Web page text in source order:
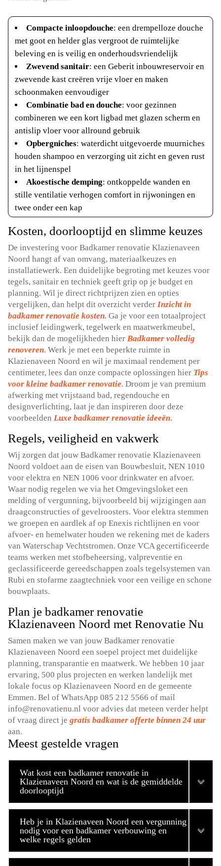
Compacte inloopdouche: een drempelloze douche
met goot en helder glas vergroot de ruimtelijke
beleving en is veilig en onderhoudsvriendelijk
Zwevend sanitair: een Geberit inbouwreservoir en
zwevende kast creëren vrije vloer en maken
schoonmaken eenvoudiger
Combinatie bad en douche: voor gezinnen
combineren we een kort ligbad met glazen scherm en
antislip vloer voor allround gebruik
Opbergniches: waterdicht uitgevoerde muurniches
houden shampoo en verzorging uit zicht en geven rust
in het lijnenspel
Akoestische demping: ontkoppelde wanden en
stille ventilatie verhogen comfort in rijwoningen en
twee onder een kap
Kosten, doorlooptijd en slimme keuzes
De investering voor Badkamer renovatie Klazienaveen
Noord hangt af van omvang, materiaalkeuzes en
installatiewerk. Een duidelijke begroting met keuzes voor
tegels, sanitair en techniek geeft grip op je budget en
planning. Wil je direct richtprijzen zien en opties
vergelijken, dan helpt dit overzicht verderInzicht in
badkamer renovatie kosten. Ga je voor een totaalproject
inclusief leidingwerk, tegelwerk en maatwerkmeubel,
bekijk dan de mogelijkheden hierBadkamer volledig
renoveren. Werk je met een beperkte ruimte in
Klazienaveen Noord en wil je maximaal rendement per
centimeter, lees dan onze compacte oplossingen hier Tips
voor kleine badkamer renovatie. Droom je van premium
afwerking met vrijstaand bad, regendouche en
designverlichting, laat je dan inspireren door deze
voorbeeldenLuxe badkamer renovatie ideeën.
Regels, veiligheid en vakwerk
Wij zorgen dat jouw Badkamer renovatie Klazienaveen
Noord voldoet aan de eisen van Bouwbesluit, NEN 1010
voor elektra en NEN 1006 voor drinkwater en afvoer.
Waar nodig regelen we via het Omgevingsloket een
melding of vergunning, bijvoorbeeld bij wijzigingen aan
draagconstructies of gevelroosters. Voor elektra stemmen
we groepen en aardlek af op Enexis richtlijnen en voor
afvoer- en hemelwater houden we rekening met de kaders
van Waterschap Vechtstromen. Onze VCA gecertificeerde
teams werken met stofbeheersing, valpreventie en
geclassificeerde gereedschappen zoals tegelsystemen van
Rubi en stofarme zaagtechniek voor een veilige en schone
bouwplaats.
Plan je badkamer renovatie
Klazienaveen Noord met Renovatie Nu
Samen maken we van jouw Badkamer renovatie
Klazienaveen Noord een soepel project met duidelijke
planning, transparantie en maatwerk. We hebben 10 jaar
ervaring, 500 plus projecten en werken landelijk met
lokale focus op Klazienaveen Noord en de gemeente
Emmen. Bel of WhatsApp 085 212 5566 of mail
info@renovatienu.nl voor advies dat meteen verder helpt
of vraag direct jegratis badkamer offerte binnen 24 uur
aan.
Meest gestelde vragen
Wat kost een badkamer renovatie in
Klazienaveen Noord en wat is de gemiddelde
doorlooptijd
Heb je in Klazienaveen Noord een vergunning
nodig voor een badkamer verbouwing en
welke regels gelden